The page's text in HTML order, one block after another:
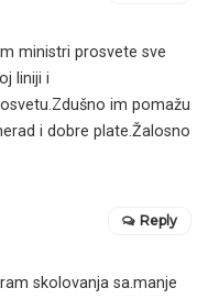
ministri prosvete sve
liniji i
im pomažu
i dobre plate.Žalosno
skolovanja sa.manje
Reply